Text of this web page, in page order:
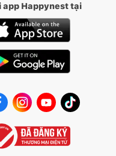
nên khách hàng có thể
nhà mình.
app Happynest tại